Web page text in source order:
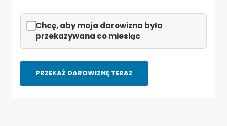
PRZEKAŻ DAROWIZNĘ TERAZ